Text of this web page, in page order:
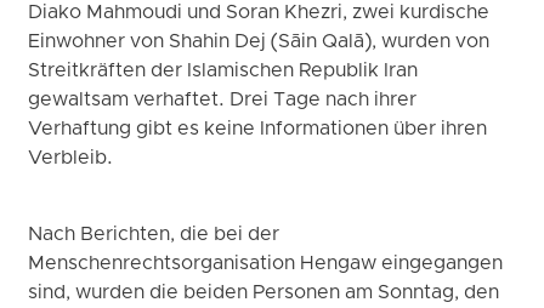
Diako Mahmoudi und Soran Khezri, zwei kurdische
Einwohner von Shahin Dej (Sāin Qalā), wurden von
Streitkräften der Islamischen Republik Iran
gewaltsam verhaftet. Drei Tage nach ihrer
Verhaftung gibt es keine Informationen über ihren
Verbleib.
Nach Berichten, die bei der
Menschenrechtsorganisation Hengaw eingegangen
sind, wurden die beiden Personen am Sonntag, den